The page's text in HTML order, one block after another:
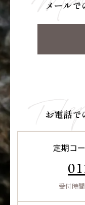
メール
お電話で
定期コ
受付時